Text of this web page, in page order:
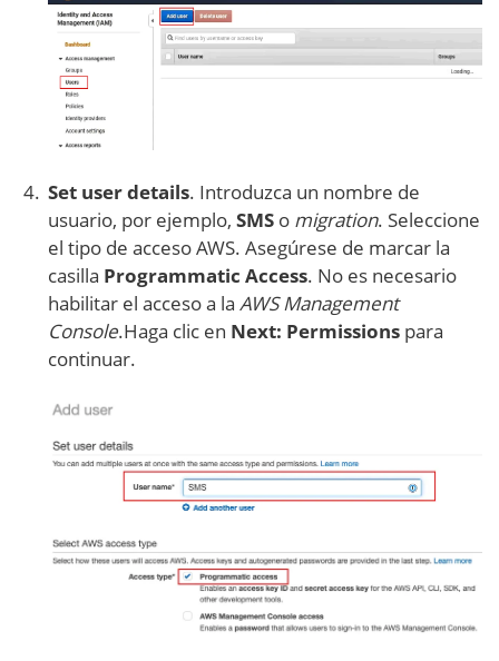
Set user details. Introduzca un nombre de
usuario, por ejemplo, SMS o migration. Seleccione
el tipo de acceso AWS. Asegúrese de marcar la
casilla Programmatic Access. No es necesario
habilitar el acceso a la AWS Management
Console.Haga clic en Next: Permissions para
continuar.